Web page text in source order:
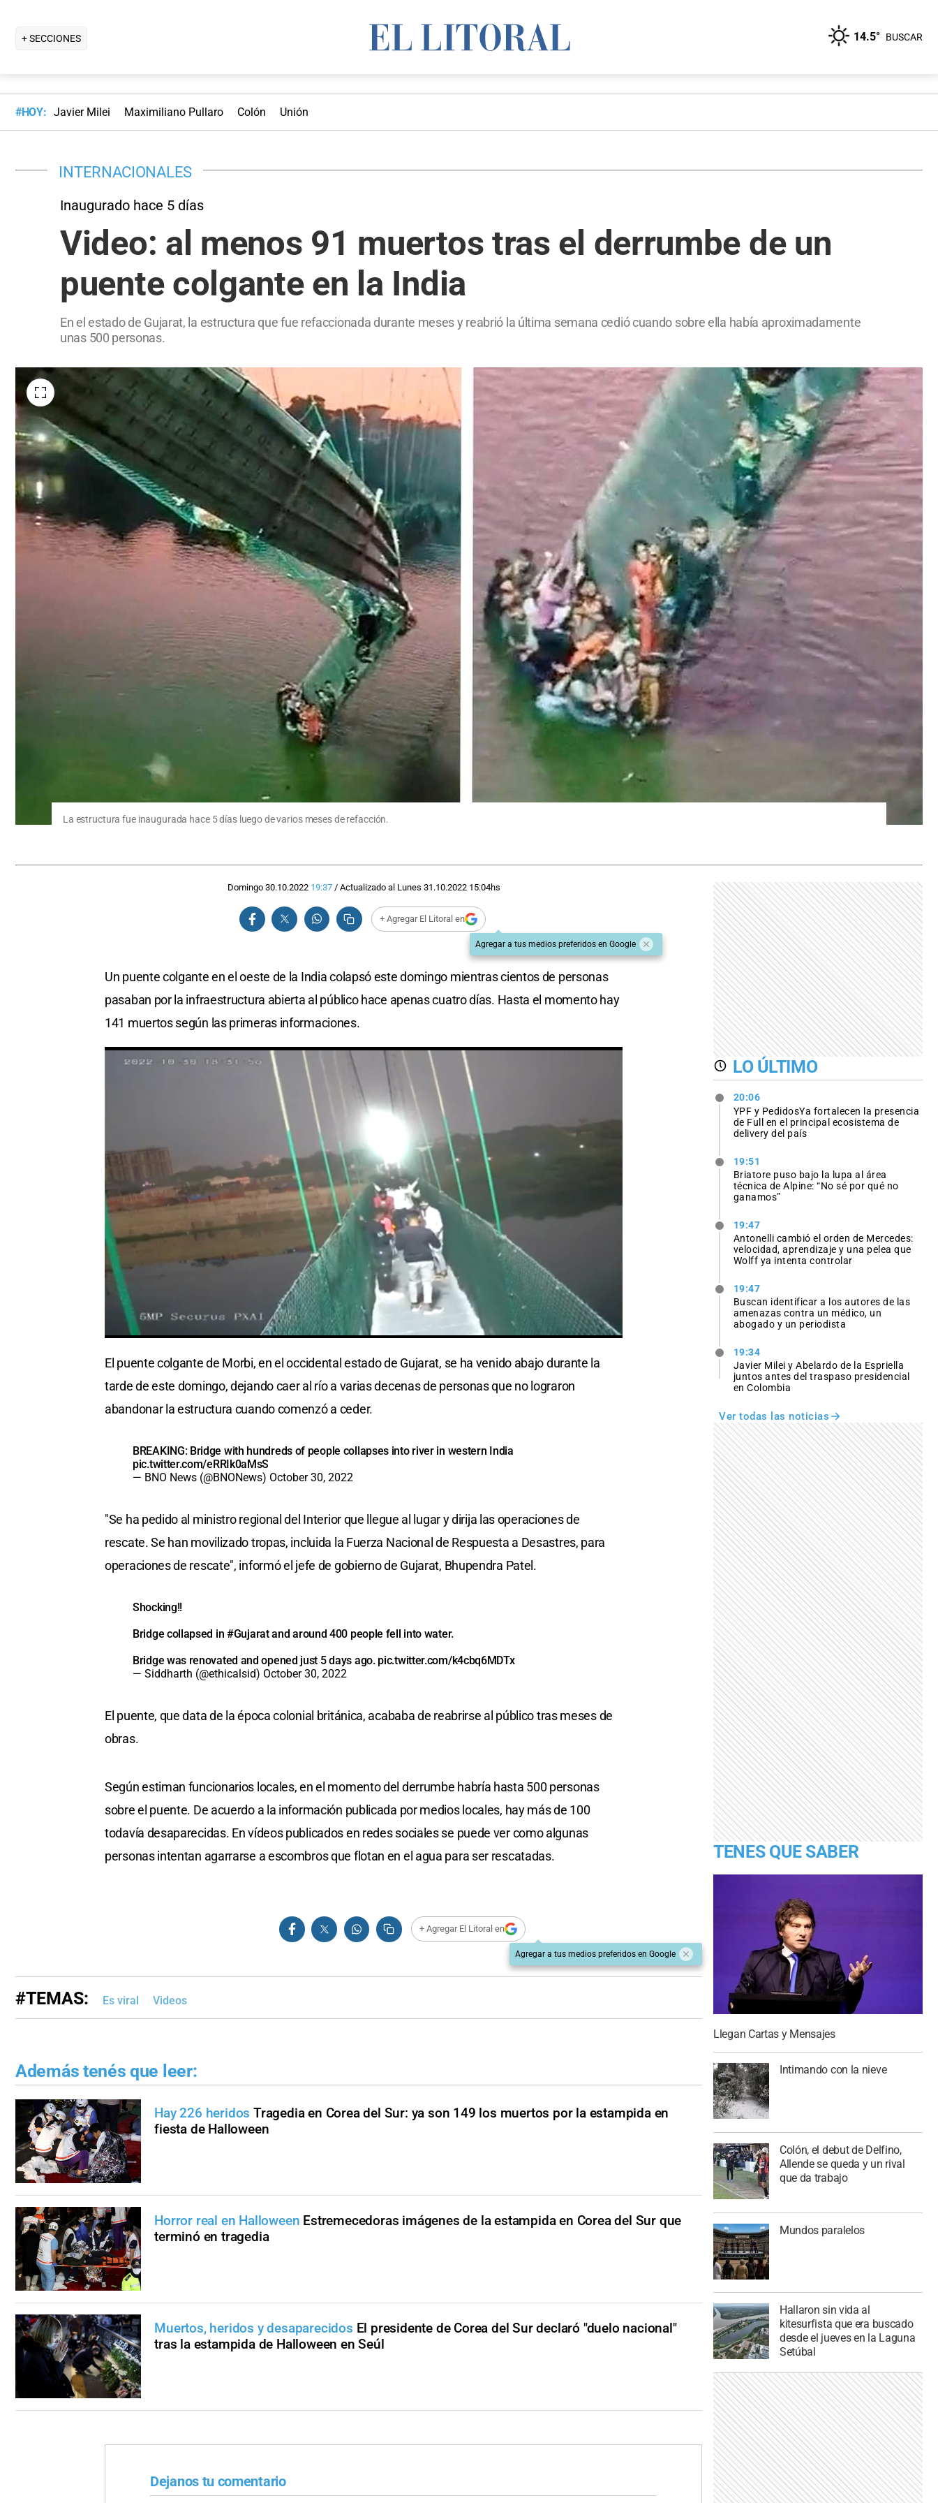
+ SECCIONES 14.5° BUSCAR
#HOY: Javier Milei Maximiliano Pullaro Colón Unión
INTERNACIONALES
Inaugurado hace 5 días
Video: al menos 91 muertos tras el derrumbe de un
puente colgante en la India
En el estado de Gujarat, la estructura que fue refaccionada durante meses y reabrió la última semana cedió cuando sobre ella había aproximadamente
unas 500 personas.
La estructura fue inaugurada hace 5 días luego de varios meses de refacción.
Domingo 30.10.2022 19:37/ Actualizado al Lunes 31.10.2022 15:04hs
+ Agregar El Litoral en
Agregar a tus medios preferidos en Google
Un puente colgante en el oeste de la India colapsó este domingo mientras cientos de personas
pasaban por la infraestructura abierta al público hace apenas cuatro días. Hasta el momento hay
141 muertos según las primeras informaciones.
El puente colgante de Morbi, en el occidental estado de Gujarat, se ha venido abajo durante la
tarde de este domingo, dejando caer al río a varias decenas de personas que no lograron
abandonar la estructura cuando comenzó a ceder.
BREAKING: Bridge with hundreds of people collapses into river in western India
pic.twitter.com/eRRIk0aMsS
— BNO News (@BNONews) October 30, 2022
"Se ha pedido al ministro regional del Interior que llegue al lugar y dirija las operaciones de
rescate. Se han movilizado tropas, incluida la Fuerza Nacional de Respuesta a Desastres, para
operaciones de rescate", informó el jefe de gobierno de Gujarat, Bhupendra Patel.
Shocking!!
Bridge collapsed in #Gujaratand around 400 people fell into water.
Bridge was renovated and opened just 5 days ago. pic.twitter.com/k4cbq6MDTx
— Siddharth (@ethicalsid) October 30, 2022
El puente, que data de la época colonial británica, acababa de reabrirse al público tras meses de
obras.
Según estiman funcionarios locales, en el momento del derrumbe habría hasta 500 personas
sobre el puente. De acuerdo a la información publicada por medios locales, hay más de 100
todavía desaparecidas. En vídeos publicados en redes sociales se puede ver como algunas
personas intentan agarrarse a escombros que flotan en el agua para ser rescatadas.
+ Agregar El Litoral en
Agregar a tus medios preferidos en Google
#TEMAS: Es viral Videos
Además tenés que leer:
Hay 226 heridos Tragedia en Corea del Sur: ya son 149 los muertos por la estampida en
fiesta de Halloween
Horror real en Halloween Estremecedoras imágenes de la estampida en Corea del Sur que
terminó en tragedia
Muertos, heridos y desaparecidos El presidente de Corea del Sur declaró "duelo nacional"
tras la estampida de Halloween en Seúl
Dejanos tu comentario
LO ÚLTIMO
20:06
YPF y PedidosYa fortalecen la presencia
de Full en el principal ecosistema de
delivery del país
19:51
Briatore puso bajo la lupa al área
técnica de Alpine: “No sé por qué no
ganamos”
19:47
Antonelli cambió el orden de Mercedes:
velocidad, aprendizaje y una pelea que
Wolff ya intenta controlar
19:47
Buscan identificar a los autores de las
amenazas contra un médico, un
abogado y un periodista
19:34
Javier Milei y Abelardo de la Espriella
juntos antes del traspaso presidencial
en Colombia
Ver todas las noticias
TENES QUE SABER
Llegan Cartas y Mensajes
Intimando con la nieve
Colón, el debut de Delfino,
Allende se queda y un rival
que da trabajo
Mundos paralelos
Hallaron sin vida al
kitesurfista que era buscado
desde el jueves en la Laguna
Setúbal